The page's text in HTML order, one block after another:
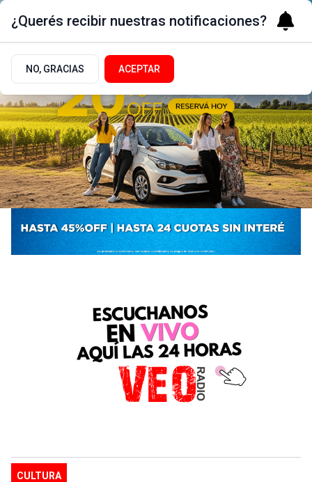
CULTURA
¿Querés recibir nuestras notificaciones?
NO, GRACIAS ACEPTAR